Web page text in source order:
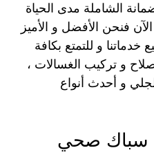
الشاملة مدى الحياة
فنحن الأفضل و الأميز
و للتمتع بكافة
و تركيب الغسالات ،
و أحدث أنواع
سباك صحي